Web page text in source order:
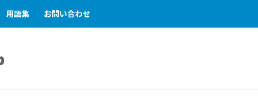
用語集 お問い合わせ